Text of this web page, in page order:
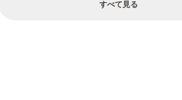
すべて見る